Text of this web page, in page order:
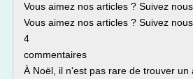
Vous aimez nos articles ? Suivez
Vous aimez nos articles ? Suivez
4
commentaires
À Noël, il n'est pas rare de trouver un